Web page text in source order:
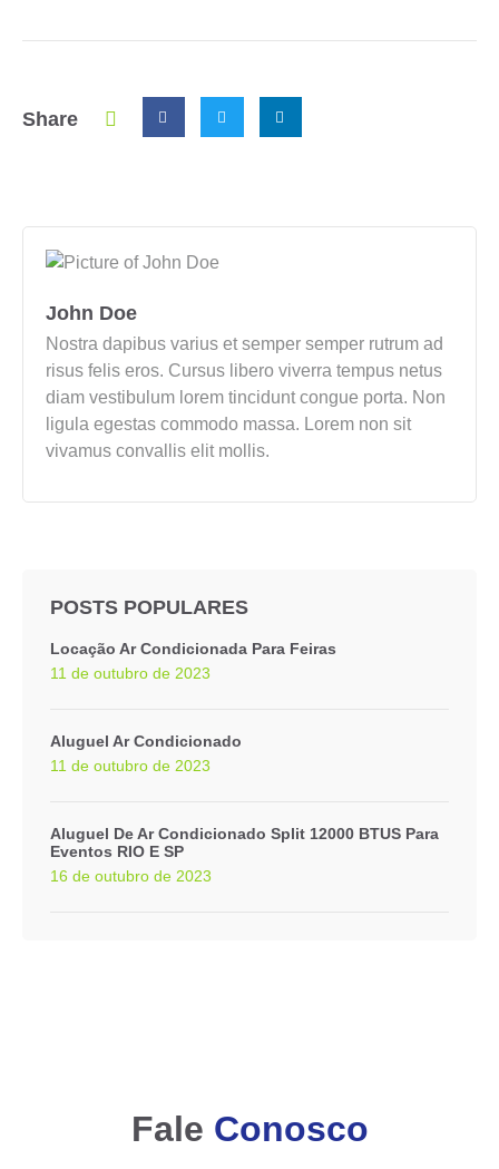
Share
John Doe
Nostra dapibus varius et semper semper rutrum ad
risus felis eros. Cursus libero viverra tempus netus
diam vestibulum lorem tincidunt congue porta. Non
ligula egestas commodo massa. Lorem non sit
vivamus convallis elit mollis.
POSTS POPULARES
Locação Ar Condicionada Para Feiras
11 de outubro de 2023
Aluguel Ar Condicionado
11 de outubro de 2023
Aluguel De Ar Condicionado Split 12000 BTUS Para
Eventos RIO E SP
16 de outubro de 2023
Fale Conosco